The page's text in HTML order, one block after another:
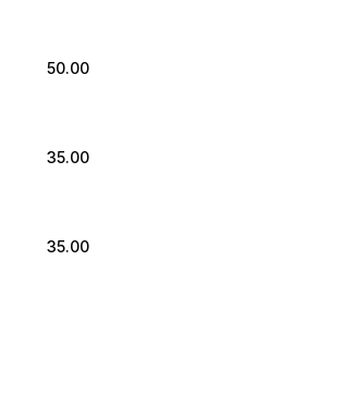
50.00
35.00
35.00